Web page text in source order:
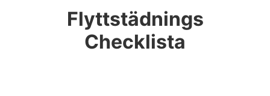
Flyttstädnings
Checklista